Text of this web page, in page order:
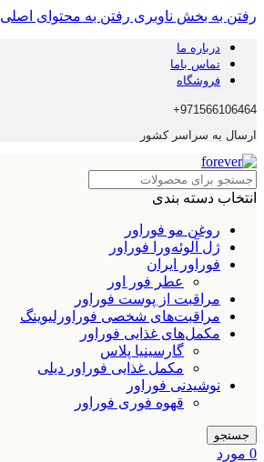
رفتن به بخش ناوبری رفتن به محتوای اصلی
درباره ما
تماس باما
فروشگاه
971566106464+
ارسال به سراسر کشور
انتخاب دسته بندی
روغن مو فوراور
ژل آلوئه‌ورا فوراور
فوراور ایران
عطر فور اور
مراقبت از پوست فوراور
مراقبت‌های شخصی فوراورلیوینگ
مکمل‌های غذایی فوراور
گارسینیا پلاس
مکمل غذایی فوراور دیلی
نوشیدنی فوراور
قهوه فوری فوراور
جستجو
0 مورد